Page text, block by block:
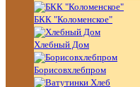
БКК "Коломенское"
Хлебный Дом
Борисовхлебпром